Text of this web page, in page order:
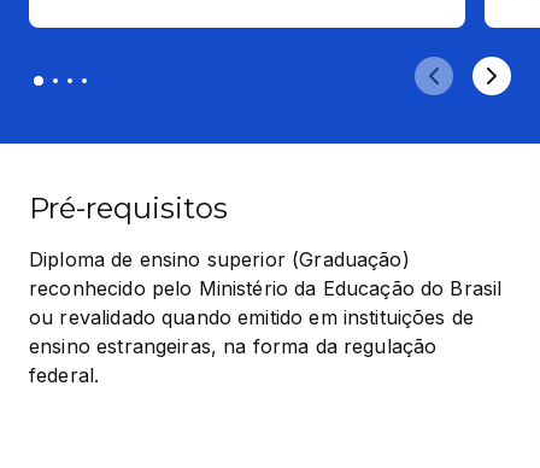
Pré-requisitos
Diploma de ensino superior (Graduação)
reconhecido pelo Ministério da Educação do Brasil
ou revalidado quando emitido em instituições de
ensino estrangeiras, na forma da regulação
federal.